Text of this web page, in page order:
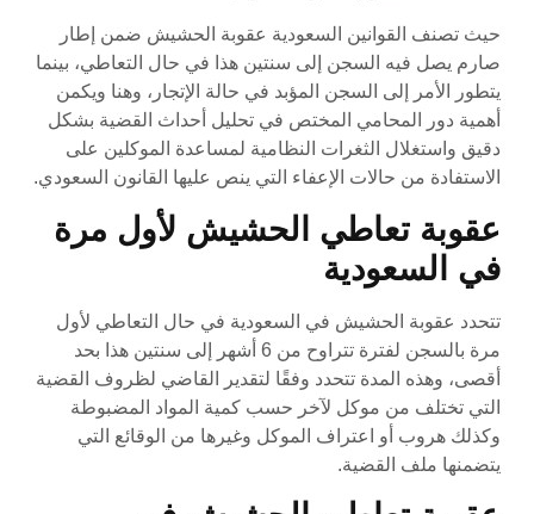
حيث تصنف القوانين السعودية عقوبة الحشيش ضمن إطار
صارم يصل فيه السجن إلى سنتين هذا في حال التعاطي، بينما
يتطور الأمر إلى السجن المؤبد في حالة الإتجار، وهنا ويكمن
أهمية دور المحامي المختص في تحليل أحداث القضية بشكل
دقيق واستغلال الثغرات النظامية لمساعدة الموكلين على
الاستفادة من حالات الإعفاء التي ينص عليها القانون السعودي.
عقوبة تعاطي الحشيش لأول مرة
في السعودية
تتحدد عقوبة الحشيش في السعودية في حال التعاطي لأول
مرة بالسجن لفترة تتراوح من 6 أشهر إلى سنتين هذا بحد
أقصى، وهذه المدة تتحدد وفقًا لتقدير القاضي لظروف القضية
التي تختلف من موكل لآخر حسب كمية المواد المضبوطة
وكذلك هروب أو اعتراف الموكل وغيرها من الوقائع التي
يتضمنها ملف القضية.